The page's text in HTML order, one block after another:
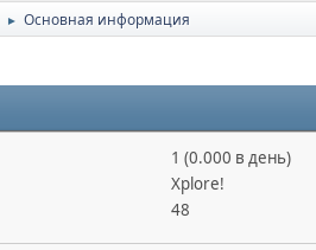
► Основная информация
1 (0.000 в день)
Xplore!
48